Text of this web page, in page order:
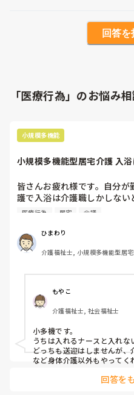
回答を
「医療行為」のお悩み
小規模多機能
小規模多機能型居宅介護 入
皆さんお疲れ様です。自分
護で入浴は介護職しかしな
いうのも、ハルーンバック
為にあたるのでお願いしてま
ナースがしなきゃいけないの
ってるんじゃないの？」と
など介護と同じ仕事してま
浴も送迎もしません。なの
いたいと会議で言ったら、
すので」っとシャットアウ
居宅介護でナースは入浴し
すが、入浴、訪問、食事介
ドバイスがあれば教えていた
お願いいたします。
医療行為 居宅 会議
ひまわり
介護福祉士, 小規模多機能型居
もやこ
介護福祉士, 社会福祉士
小多機です。
うちは入れるナースと入れな
どっちも送迎はしませんが
など身体介護以外もやってく
回答を